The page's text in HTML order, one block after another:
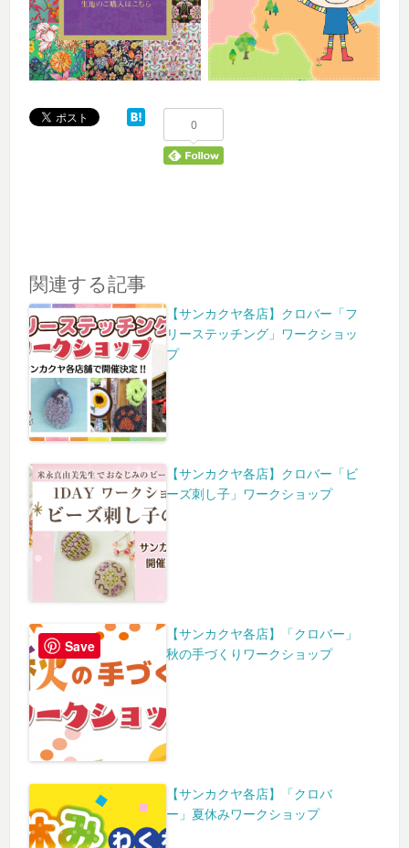
0
関連する記事
【サンカクヤ各店】クロバー「フ
リーステッチング」ワークショッ
プ
【サンカクヤ各店】クロバー「ビ
ーズ刺し子」ワークショップ
【サンカクヤ各店】「クロバー」
秋の手づくりワークショップ
【サンカクヤ各店】「クロバ
ー」夏休みワークショップ
Save